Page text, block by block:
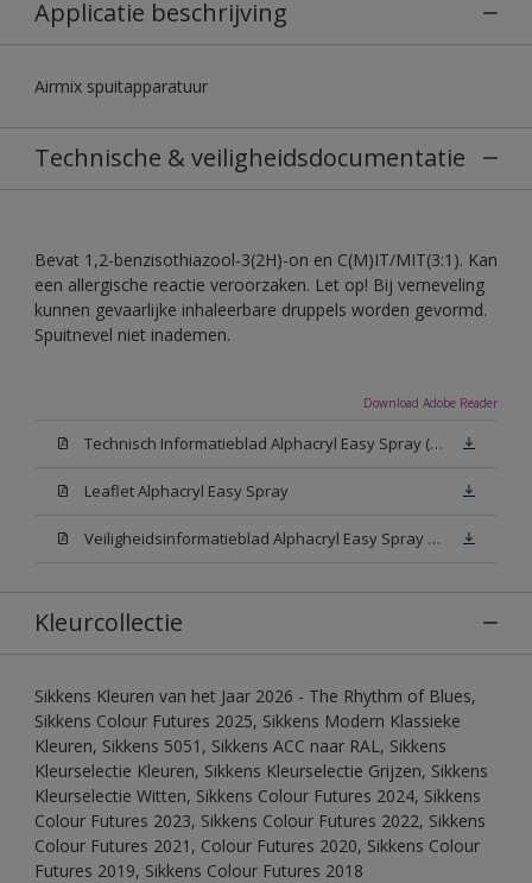
Applicatie beschrijving
Airmix spuitapparatuur
Technische & veiligheidsdocumentatie
Bevat 1,2-benzisothiazool-3(2H)-on en C(M)IT/MIT(3:1). Kan
een allergische reactie veroorzaken. Let op! Bij verneveling
kunnen gevaarlijke inhaleerbare druppels worden gevormd.
Spuitnevel niet inademen.
Download Adobe Reader
Technisch Informatieblad Alphacryl Easy Spray (PDF)
Leaflet Alphacryl Easy Spray
Veiligheidsinformatieblad Alphacryl Easy Spray White W05 (MSDS)
Kleurcollectie
Sikkens Kleuren van het Jaar 2026 - The Rhythm of Blues,
Sikkens Colour Futures 2025, Sikkens Modern Klassieke
Kleuren, Sikkens 5051, Sikkens ACC naar RAL, Sikkens
Kleurselectie Kleuren, Sikkens Kleurselectie Grijzen, Sikkens
Kleurselectie Witten, Sikkens Colour Futures 2024, Sikkens
Colour Futures 2023, Sikkens Colour Futures 2022, Sikkens
Colour Futures 2021, Colour Futures 2020, Sikkens Colour
Futures 2019, Sikkens Colour Futures 2018